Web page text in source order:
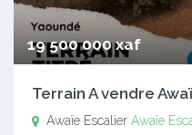
19 500 000 xaf
Terrain A vendre
Awaïe Escalier Awaïe